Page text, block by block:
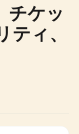
チケッ
ィ、